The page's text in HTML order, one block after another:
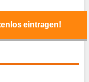
eintragen!